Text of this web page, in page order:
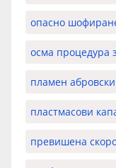
опасно
осма процедура
пламен абровски
пластмасови
превишена